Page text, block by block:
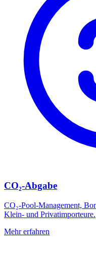
CO₂-Abgabe
CO₂-Pool-Management,
Klein- und Privatimporteure.
Mehr erfahren